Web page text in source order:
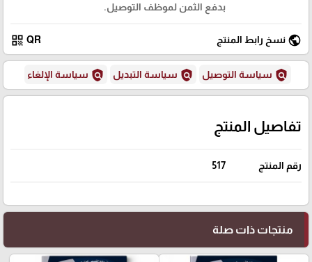
بدفع الثمن لموظف التوصيل.
public نسخ رابط المنتج QR
qr_code
policy سياسة التوصيل policy سياسة التبديل policy سياسة الإلغاء
تفاصيل المنتج
رقم المنتج 517
منتجات ذات صلة